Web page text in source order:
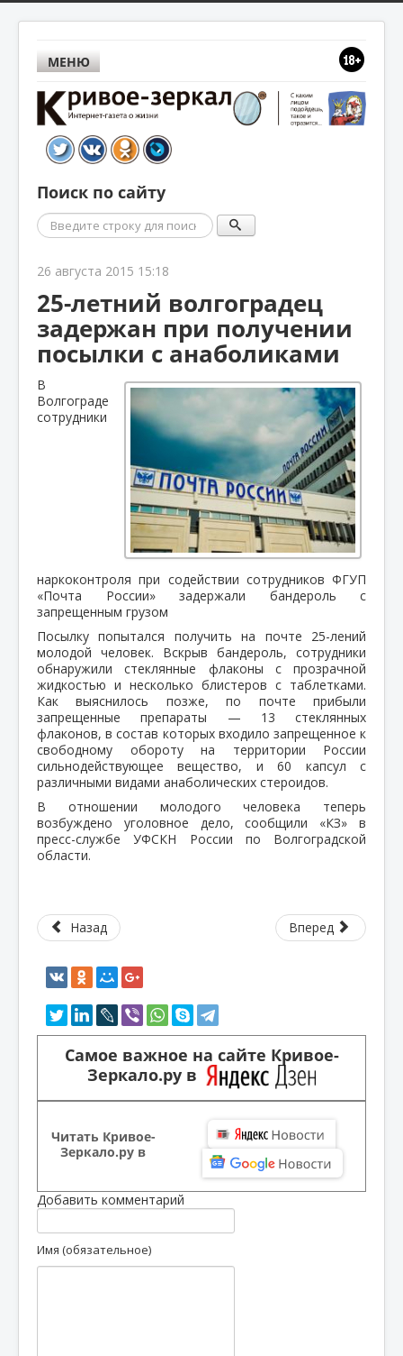
МЕНЮ
Поиск по сайту
Поиск
26 августа 2015 15:18
25-летний волгоградец
задержан при получении
посылки с анаболиками
В
Волгограде
сотрудники
наркоконтроля при содействии сотрудников ФГУП
«Почта России» задержали бандероль с
запрещенным грузом
Посылку попытался получить на почте 25-лений
молодой человек. Вскрыв бандероль, сотрудники
обнаружили стеклянные флаконы с прозрачной
жидкостью и несколько блистеров с таблетками.
Как выяснилось позже, по почте прибыли
запрещенные препараты — 13 стеклянных
флаконов, в состав которых входило запрещенное к
свободному обороту на территории России
сильнодействующее вещество, и 60 капсул с
различными видами анаболических стероидов.
В отношении молодого человека теперь
возбуждено уголовное дело, сообщили «КЗ» в
пресс-службе УФСКН России по Волгоградской
области.
Назад Вперед
Самое важное на сайте Кривое-
Зеркало.ру в
Читать Кривое-
Зеркало.ру в
Добавить комментарий
Имя (обязательное)